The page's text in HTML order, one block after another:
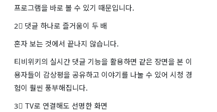
프로그램을 바로 볼 수 있기 때문입니다.
2⃣ 댓글 하나로 즐거움이 두 배
혼자 보는 것에서 끝나지 않습니다.
티비위키의 실시간 댓글 기능을 활용하면 같은 장면을 본 이
용자들이 감상평을 공유하고 이야기를 나눌 수 있어 시청 경
험이 훨씬 풍부해집니다.
3⃣ TV로 연결해도 선명한 화면